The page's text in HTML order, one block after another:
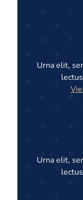
Urna elit,
Urna elit,